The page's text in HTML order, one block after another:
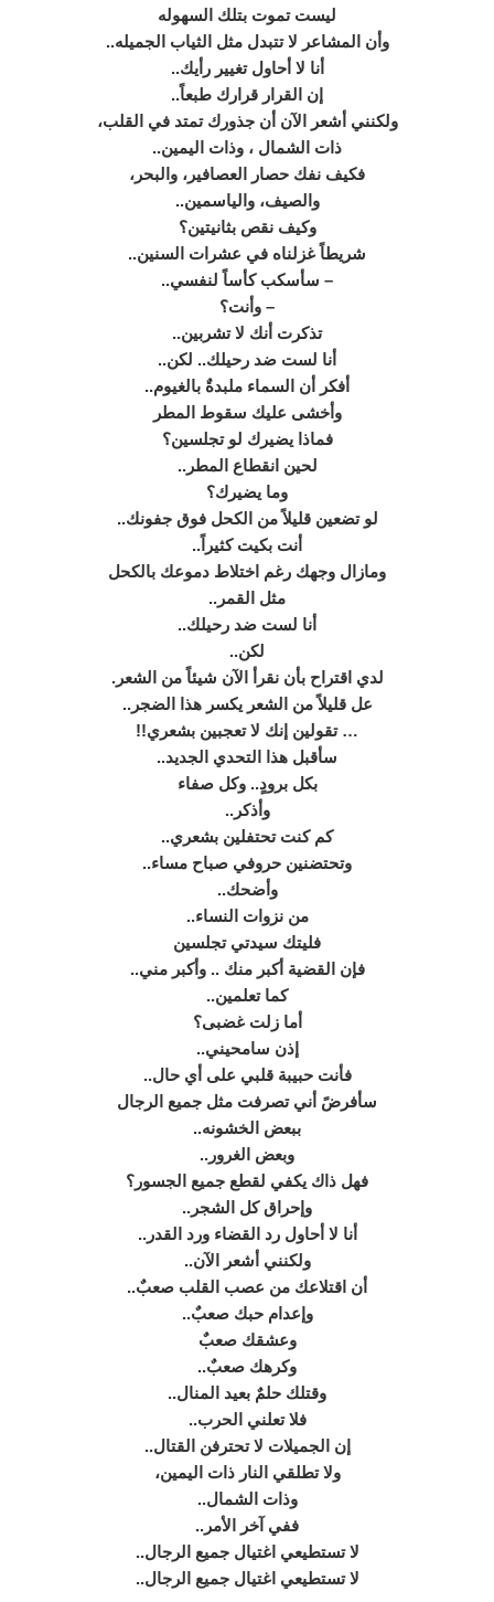
ليست تموت بتلك السهوله
وأن المشاعر لا تتبدل مثل الثياب الجميله..
أنا لا أحاول تغيير رأيك..
إن القرار قرارك طبعاً..
ولكنني أشعر الآن أن جذورك تمتد في القلب،
ذات الشمال ، وذات اليمين..
فكيف نفك حصار العصافير، والبحر،
والصيف، والياسمين..
وكيف نقص بثانيتين؟
شريطاً غزلناه في عشرات السنين..
– سأسكب كأساً لنفسي..
– وأنت؟
تذكرت أنك لا تشربين..
أنا لست ضد رحيلك.. لكن..
أفكر أن السماء ملبدةٌ بالغيوم..
وأخشى عليك سقوط المطر
فماذا يضيرك لو تجلسين؟
لحين انقطاع المطر..
وما يضيرك؟
لو تضعين قليلاً من الكحل فوق جفونك..
أنت بكيت كثيراً..
ومازال وجهك رغم اختلاط دموعك بالكحل
مثل القمر..
أنا لست ضد رحيلك..
لكن..
لدي اقتراح بأن نقرأ الآن شيئاً من الشعر.
عل قليلاً من الشعر يكسر هذا الضجر..
… تقولين إنك لا تعجبين بشعري!!
سأقبل هذا التحدي الجديد..
بكل برودٍ.. وكل صفاء
وأذكر..
كم كنت تحتفلين بشعري..
وتحتضنين حروفي صباح مساء..
وأضحك..
من نزوات النساء..
فليتك سيدتي تجلسين
فإن القضية أكبر منك .. وأكبر مني..
كما تعلمين..
أما زلت غضبى؟
إذن سامحيني..
فأنت حبيبة قلبي على أي حال..
سأفرضً أني تصرفت مثل جميع الرجال
ببعض الخشونه..
وبعض الغرور..
فهل ذاك يكفي لقطع جميع الجسور؟
وإحراق كل الشجر..
أنا لا أحاول رد القضاء ورد القدر..
ولكنني أشعر الآن..
أن اقتلاعك من عصب القلب صعبٌ..
وإعدام حبك صعبٌ..
وعشقك صعبٌ
وكرهك صعبٌ..
وقتلك حلمٌ بعيد المنال..
فلا تعلني الحرب..
إن الجميلات لا تحترفن القتال..
ولا تطلقي النار ذات اليمين،
وذات الشمال..
ففي آخر الأمر..
لا تستطيعي اغتيال جميع الرجال..
لا تستطيعي اغتيال جميع الرجال..